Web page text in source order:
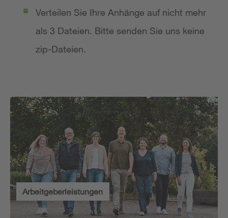
Verteilen Sie Ihre Anhänge auf nicht mehr
als 3 Dateien. Bitte senden Sie uns keine
zip-Dateien.
Arbeitgeberleistungen